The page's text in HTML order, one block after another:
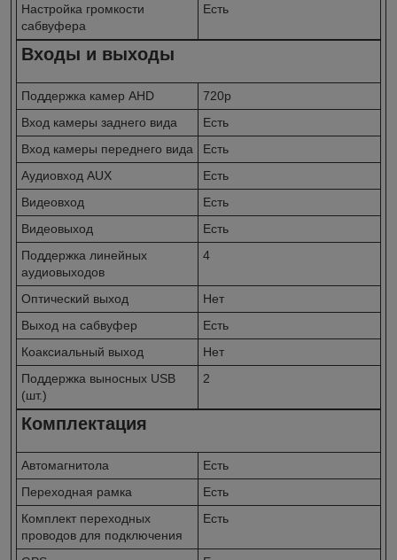
Настройка громкости
сабвуфера
Есть
Входы и выходы
Поддержка камер AHD
720p
Вход камеры заднего вида
Есть
Вход камеры переднего вида
Есть
Аудиовход AUX
Есть
Видеовход
Есть
Видеовыход
Есть
Поддержка линейных
аудиовыходов
4
Оптический выход
Нет
Выход на сабвуфер
Есть
Коаксиальный выход
Нет
Поддержка выносных USB
(шт.)
2
Комплектация
Автомагнитола
Есть
Переходная рамка
Есть
Комплект переходных
проводов для подключения
Есть